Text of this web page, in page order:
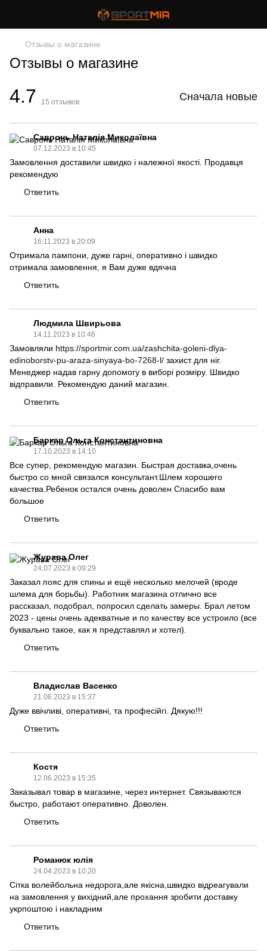
Отзывы о магазине
Отзывы о магазине
4.7 15 отзывов Сначала новые
Савронь Наталія Миколаївна
07.12.2023 в 10:45
Замовлення доставили швидко і належної якості. Продавця
рекомендую
Ответить
Анна
16.11.2023 в 20:09
Отримала пампони, дуже гарні, оперативно і швидко
отримала замовлення, я Вам дуже вдячна
Ответить
Людмила Швирьова
14.11.2023 в 10:46
Замовляли https://sportmir.com.ua/zashchita-goleni-dlya-
edinoborstv-pu-araza-sinyaya-bo-7268-l/ захист для ніг.
Менеджер надав гарну допомогу в виборі розміру. Швидко
відправили. Рекомендую даний магазин.
Ответить
Баркар Ольга Константиновна
17.10.2023 в 14:10
Все супер, рекомендую магазин. Быстрая доставка,очень
быстро со мной связался консультант.Шлем хорошего
качества.Ребенок остался очень доволен Спасибо вам
большое
Ответить
Журава Олег
24.07.2023 в 09:29
Заказал пояс для спины и ещё несколько мелочей (вроде
шлема для борьбы). Работник магазина отлично все
рассказал, подобрал, попросил сделать замеры. Брал летом
2023 - цены очень адекватные и по качеству все устроило (все
буквально такое, как я представлял и хотел).
Ответить
Владислав Васенко
21.06.2023 в 15:37
Дуже ввічливі, оперативні, та професійгі. Дякую!!!
Ответить
Костя
12.06.2023 в 15:35
Заказывал товар в магазине, через интернет. Связываются
быстро, работают оперативно. Доволен.
Ответить
Романюк юлія
24.04.2023 в 10:20
Сітка волейбольна недорога,але якісна,швидко відреагували
на замовлення у вихідний,але прохання зробити доставку
укрпоштою і накладним
Ответить